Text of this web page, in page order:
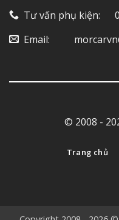
Tư vấn phụ kiện:
Email:
© 2008 -
Trang chủ